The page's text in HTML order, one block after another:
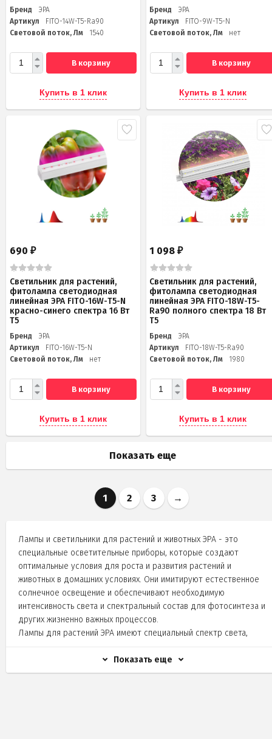
Бренд
ЭРА
Артикул
FITO-14W-T5-Ra90
Световой поток, Лм
1540
В корзину
Купить в 1 клик
Бренд
ЭРА
Артикул
FITO-9W-Т5-N
Световой поток, Лм
нет
В корзину
Купить в 1 клик
690 ₽
Светильник для растений,
фитолампа светодиодная
линейная ЭРА FITO-16W-Т5-N
красно-синего спектра 16 Вт
Т5
Бренд
ЭРА
Артикул
FITO-16W-Т5-N
Световой поток, Лм
нет
В корзину
Купить в 1 клик
1 098₽
Светильник для растений,
фитолампа светодиодная
линейная ЭРА FITO-18W-T5-
Ra90 полного спектра 18 Вт
Т5
Бренд
ЭРА
Артикул
FITO-18W-T5-Ra90
Световой поток, Лм
1980
В корзину
Купить в 1 клик
Показать еще
1 2 3 →
Лампы и светильники для растений и животных ЭРА - это
специальные осветительные приборы, которые создают
оптимальные условия для роста и развития растений и
животных в домашних условиях. Они имитируют естественное
солнечное освещение и обеспечивают необходимую
интенсивность света и спектральный состав для фотосинтеза и
других жизненно важных процессов.
Лампы для растений ЭРА имеют специальный спектр света,
и развитие растений. Они подходят для всех видов растений,
включая цветы, овощи, фрукты, зелень и т.д. Лампы ЭРА для
Показать еще